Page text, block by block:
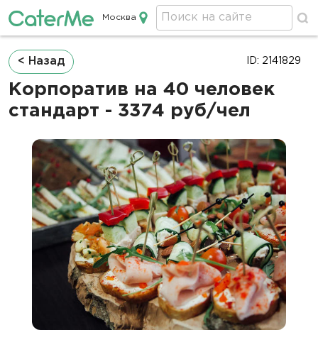
Кейтеринг в Москве
Москва
Строка
навигации
< Назад
Корпоратив на 40 человек
стандарт - 3374 руб/чел
ID: 2141829